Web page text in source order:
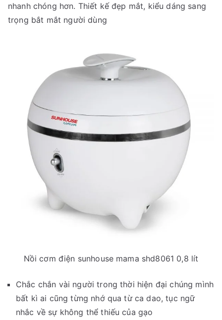
nhanh chóng hơn. Thiết kế đẹp mắt, kiểu dáng sang
trọng bắt mắt người dùng
Nồi cơm điện sunhouse mama shd8061 0,8 lít
Chắc chắn vài người trong thời hiện đại chúng mình
bất kì ai cũng từng nhớ qua từ ca dao, tục ngữ
nhắc về sự không thể thiếu của gạo